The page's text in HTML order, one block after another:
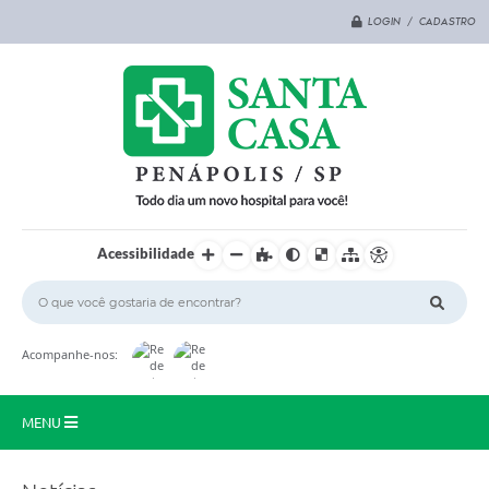
LOGIN / CADASTRO
Acessibilidade
Acompanhe-nos:
MENU